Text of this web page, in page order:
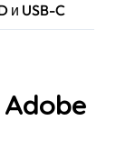
и USB-C
Adobe